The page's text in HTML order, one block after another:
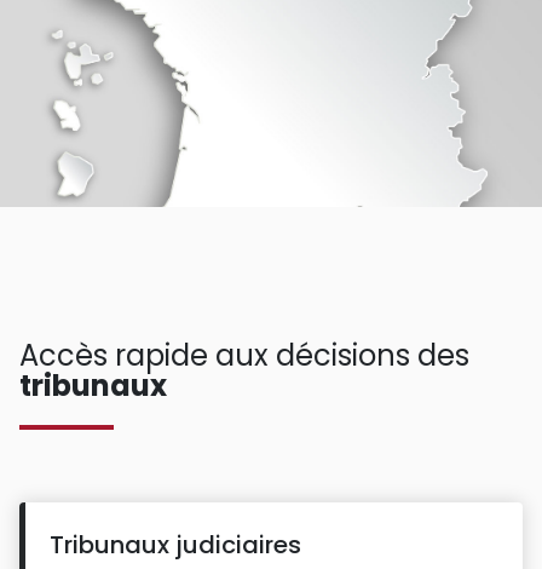
Accès rapide aux décisions des
tribunaux
Tribunaux judiciaires